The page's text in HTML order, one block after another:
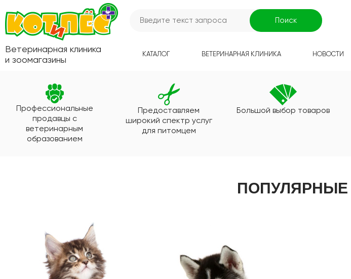
Ветеринарная клиника
и зоомагазины
КАТАЛОГ ВЕТЕРИНАРНАЯ КЛИНИКА НОВОСТИ
Профессиональные
продавцы с
ветеринарным
образованием
Предоставляем
широкий спектр услуг
для питомцем
Большой выбор товаров
ПОПУЛЯРНЫЕ